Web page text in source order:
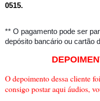
0515.
** O pagamento pode ser
depósito bancário ou cartão
O depoimento dessa cliente
consigo postar aqui áudios,